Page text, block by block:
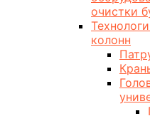
очистки
колонн